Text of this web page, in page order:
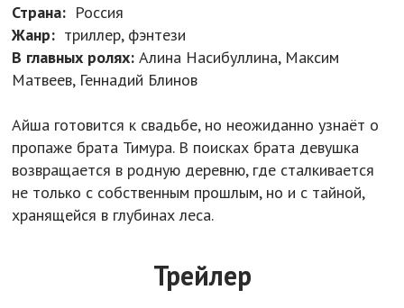
Страна: Россия
Жанр: триллер, фэнтези
В главных ролях:Алина Насибуллина, Максим
Матвеев, Геннадий Блинов
Айша готовится к свадьбе, но неожиданно узнаёт о
пропаже брата Тимура. В поисках брата девушка
возвращается в родную деревню, где сталкивается
не только с собственным прошлым, но и с тайной,
хранящейся в глубинах леса.
Трейлер